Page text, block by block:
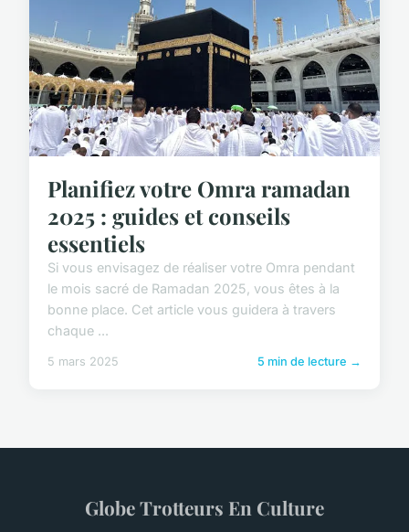
Planifiez votre Omra ramadan
2025 : guides et conseils
essentiels
Si vous envisagez de réaliser votre Omra pendant
le mois sacré de Ramadan 2025, vous êtes à la
bonne place. Cet article vous guidera à travers
chaque ...
5 mars 2025 5 min de lecture →
Globe Trotteurs En Culture